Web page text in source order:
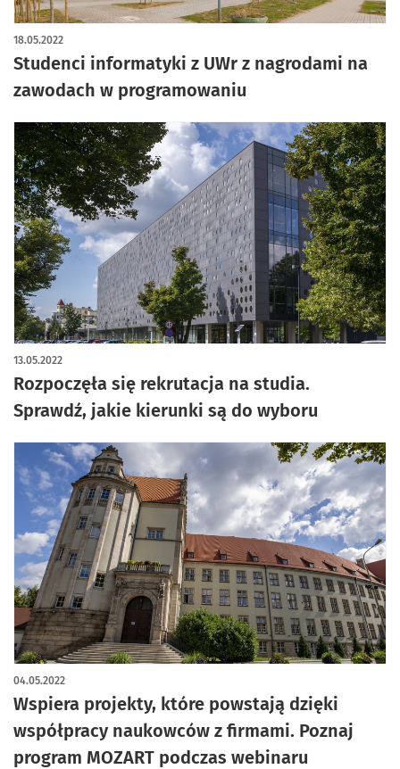
Studenci informatyki z UWr z nagrodami na
zawodach w programowaniu
18.05.2022
Rozpoczęła się rekrutacja na studia.
Sprawdź, jakie kierunki są do wyboru
13.05.2022
Wspiera projekty, które powstają dzięki
współpracy naukowców z firmami. Poznaj
program MOZART podczas webinaru
04.05.2022